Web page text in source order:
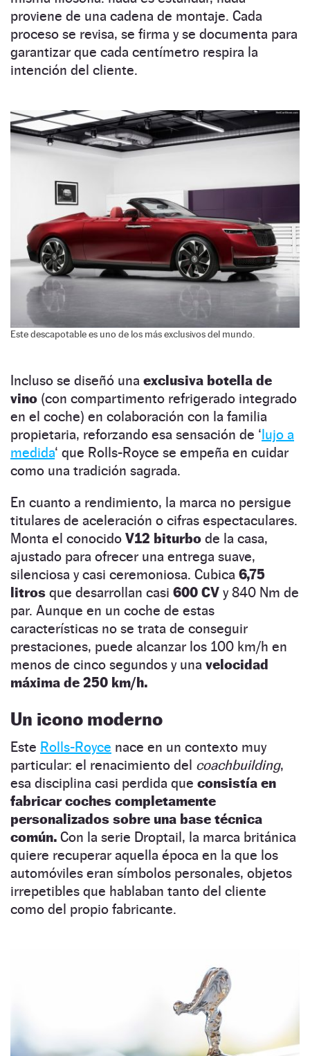
proviene de una cadena de montaje. Cada
proceso se revisa, se firma y se documenta para
garantizar que cada centímetro respira la
intención del cliente.
Este descapotable es uno de los más exclusivos del mundo.
Incluso se diseñó una exclusiva botella de
vino (con compartimento refrigerado integrado
en el coche) en colaboración con la familia
propietaria, reforzando esa sensación de ‘lujo a
medida‘ que Rolls-Royce se empeña en cuidar
como una tradición sagrada.
En cuanto a rendimiento, la marca no persigue
titulares de aceleración o cifras espectaculares.
Monta el conocido V12 biturbo de la casa,
ajustado para ofrecer una entrega suave,
silenciosa y casi ceremoniosa. Cubica 6,75
litros que desarrollan casi 600 CV y 840 Nm de
par. Aunque en un coche de estas
características no se trata de conseguir
prestaciones, puede alcanzar los 100 km/h en
menos de cinco segundos y una velocidad
máxima de 250 km/h.
Un icono moderno
Este Rolls-Royce nace en un contexto muy
particular: el renacimiento del coachbuilding,
esa disciplina casi perdida que consistía en
fabricar coches completamente
personalizados sobre una base técnica
común. Con la serie Droptail, la marca británica
quiere recuperar aquella época en la que los
automóviles eran símbolos personales, objetos
irrepetibles que hablaban tanto del cliente
como del propio fabricante.